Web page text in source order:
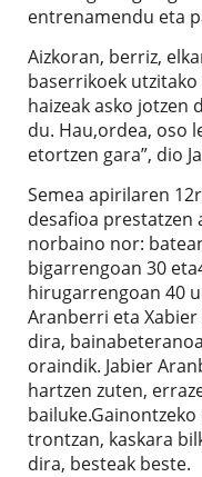
entrenamendu eta
Aizkoran, berriz,
baserrikoek
haizeak asko jotzen
du. Hau,ordea, oso
etortzen gara”, dio
Semea apirilaren
desafioa
norbaino nor:
bigarrengoan 30
hirugarrengoan 40
Aranberri eta
dira,
oraindik. Jabier
hartzen zuten,
trontzan, kaskara
dira, besteak beste.